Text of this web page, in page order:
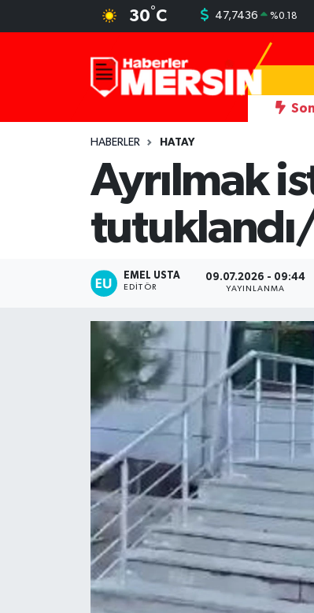
30°C 47,7436 %0.18
kadını darbeden şüpheliye uzaklaştırma; geçmiş yıllardaki
HABERLER HATAY
Ayrılmak
EMEL USTA
EDITÖR
09.07.2026 - 09:44
YAYINLANMA
Mersin Nöbetçi Eczaneler
Mersin Hava Durumu
Mersin Trafik Yoğunluk Haritası
Süper Lig Puan Durumu ve Fikstür
Tüm Manşetler
Haber Arşivi